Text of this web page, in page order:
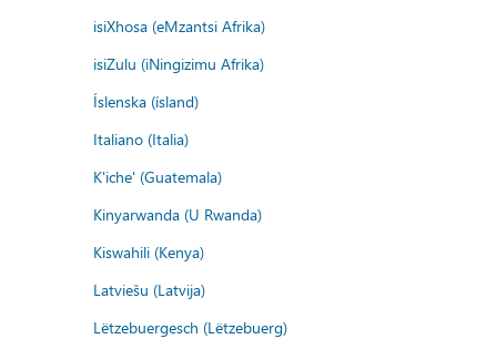
isiXhosa (eMzantsi Afrika)
isiZulu (iNingizimu Afrika)
Íslenska (ísland)
Italiano (Italia)
K'iche' (Guatemala)
Kinyarwanda (U Rwanda)
Kiswahili (Kenya)
Latviešu (Latvija)
Lëtzebuergesch (Lëtzebuerg)